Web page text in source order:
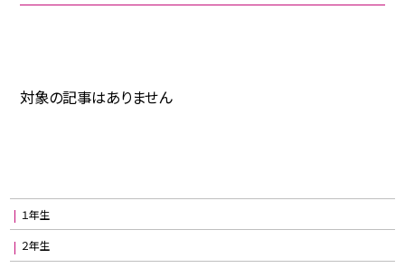
対象の記事はありません
１年生
２年生